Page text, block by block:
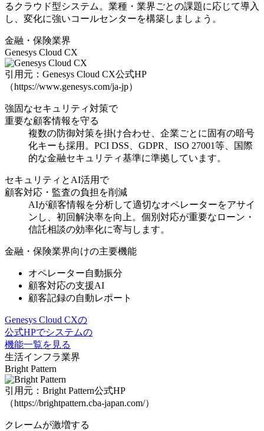
るクラウド型システム。業種・業界ごとの課題に応じて導入
し、変化に強いコールセンターを構築しましょう。
金融・保険業界
Genesys Cloud CX
引用元：Genesys Cloud CX公式HP
（https://www.genesys.com/ja-jp）
強固なセキュリティ対策で
重要な顧客情報を守る
複数の防御対策を掛け合わせ、企業ごとに固有の暗号
化キーも採用 。PCI DSS、GDPR、ISO 27001等、国際
的な金融セキュリティ基準に準拠しています。
セキュリティとAI活用で
顧客対応・監査の負担を削減
AIが顧客情報を分析して適切なオペレーターをアサイ
ンし、初回解決率を向上。 個別対応が重要なローン・
信託相談の効率化に寄与します。
金融・保険業界向けの主要機能
オペレーター自動振分
顧客対応の支援AI
顧客記録の自動レポート
Genesys Cloud CXの
公式HPでシステムの
機能一覧を見る
生活インフラ業界
Bright Pattern
引用元：Bright Pattern公式HP
（https://brightpattern.cba-japan.com/）
クレームが激増する